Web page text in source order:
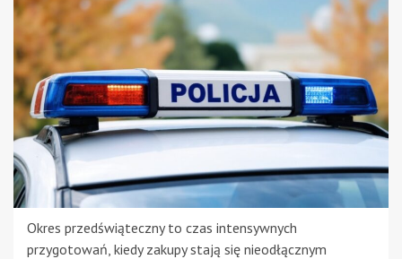
Okres przedświąteczny to czas intensywnych
przygotowań, kiedy zakupy stają się nieodłącznym